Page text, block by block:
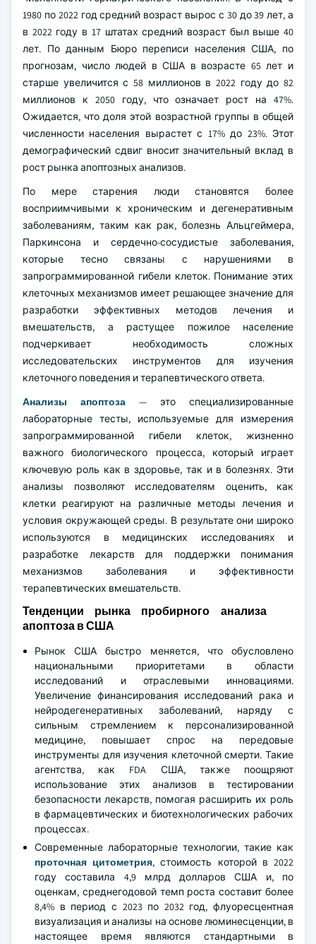
1980 по 2022 год средний возраст вырос с 30 до 39 лет, а
в 2022 году в 17 штатах средний возраст был выше 40
лет. По данным Бюро переписи населения США, по
прогнозам, число людей в США в возрасте 65 лет и
старше увеличится с 58 миллионов в 2022 году до 82
миллионов к 2050 году, что означает рост на 47%.
Ожидается, что доля этой возрастной группы в общей
численности населения вырастет с 17% до 23%. Этот
демографический сдвиг вносит значительный вклад в
рост рынка апоптозных анализов.
По мере старения люди становятся более
восприимчивыми к хроническим и дегенеративным
заболеваниям, таким как рак, болезнь Альцгеймера,
Паркинсона и сердечно-сосудистые заболевания,
которые тесно связаны с нарушениями в
запрограммированной гибели клеток. Понимание этих
клеточных механизмов имеет решающее значение для
разработки эффективных методов лечения и
вмешательств, а растущее пожилое население
подчеркивает необходимость сложных
исследовательских инструментов для изучения
клеточного поведения и терапевтического ответа.
Анализы апоптоза — это специализированные
лабораторные тесты, используемые для измерения
запрограммированной гибели клеток, жизненно
важного биологического процесса, который играет
ключевую роль как в здоровье, так и в болезнях. Эти
анализы позволяют исследователям оценить, как
клетки реагируют на различные методы лечения и
условия окружающей среды. В результате они широко
используются в медицинских исследованиях и
разработке лекарств для поддержки понимания
механизмов заболевания и эффективности
терапевтических вмешательств.
Тенденции рынка пробирного анализа
апоптоза в США
Рынок США быстро меняется, что обусловлено
национальными приоритетами в области
исследований и отраслевыми инновациями.
Увеличение финансирования исследований рака и
нейродегенеративных заболеваний, наряду с
сильным стремлением к персонализированной
медицине, повышает спрос на передовые
инструменты для изучения клеточной смерти. Такие
агентства, как FDA США, также поощряют
использование этих анализов в тестировании
безопасности лекарств, помогая расширить их роль
в фармацевтических и биотехнологических рабочих
процессах.
Современные лабораторные технологии, такие как
проточная цитометрия, стоимость которой в 2022
году составила 4,9 млрд долларов США и, по
оценкам, среднегодовой темп роста составит более
8,4% в период с 2023 по 2032 год, флуоресцентная
визуализация и анализы на основе люминесценции, в
настоящее время являются стандартными в